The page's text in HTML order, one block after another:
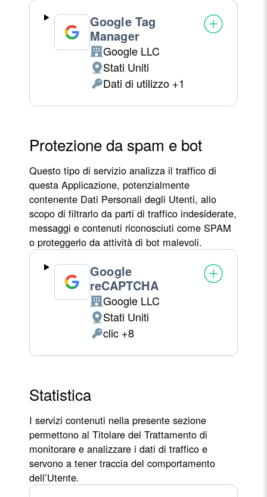
Google Tag
Manager
Azienda:
Google LLC
Luogo
del
trattamento:
Stati Uniti
Dati
Personali
Dati di utilizzo +1
Protezione da spam e bot
Questo tipo di servizio analizza il traffico di
questa Applicazione, potenzialmente
contenente Dati Personali degli Utenti, allo
scopo di filtrarlo da parti di traffico indesiderate,
messaggi e contenuti riconosciuti come SPAM
o proteggerlo da attività di bot malevoli.
Google
reCAPTCHA
Azienda:
Google LLC
Luogo
del
trattamento:
Stati Uniti
Dati
Personali
clic +8
Statistica
I servizi contenuti nella presente sezione
permettono al Titolare del Trattamento di
monitorare e analizzare i dati di traffico e
servono a tener traccia del comportamento
dell’Utente.